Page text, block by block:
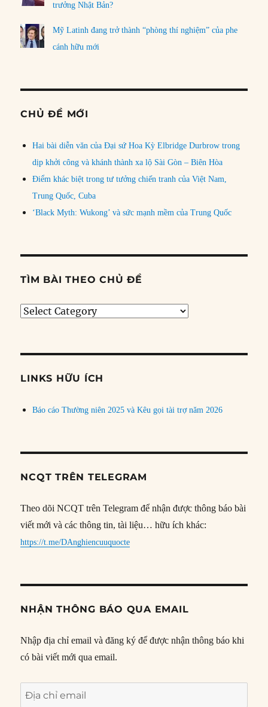
trưởng Nhật Bản?
Mỹ Latinh đang trở thành “phòng thí nghiệm” của phe
cánh hữu mới
CHỦ ĐỀ MỚI
Hai bài diễn văn của Đại sứ Hoa Kỳ Elbridge Durbrow trong
dịp khởi công và khánh thành xa lộ Sài Gòn – Biên Hòa
Điểm khác biệt trong tư tưởng chiến tranh của Việt Nam,
Trung Quốc, Cuba
‘Black Myth: Wukong’ và sức mạnh mềm của Trung Quốc
TÌM BÀI THEO CHỦ ĐỀ
Tìm
đề
LINKS HỮU ÍCH
Báo cáo Thường niên 2025 và Kêu gọi tài trợ năm 2026
NCQT TRÊN TELEGRAM
Theo dõi NCQT trên Telegram để nhận được thông báo bài
viết mới và các thông tin, tài liệu… hữu ích khác:
https://t.me/DAnghiencuuquocte
NHẬN THÔNG BÁO QUA EMAIL
Nhập địa chỉ email và đăng ký để được nhận thông báo khi
có bài viết mới qua email.
Địa